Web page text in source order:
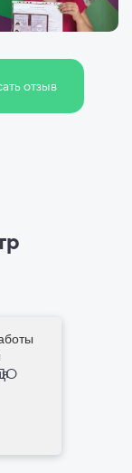
отзыв